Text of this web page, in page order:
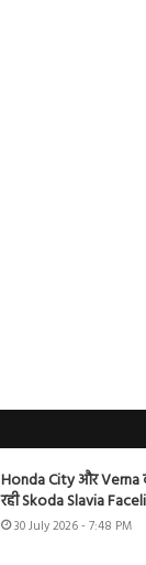
Honda City और Verna
रही Skoda Slavia
30 July 2026 - 7:48 PM